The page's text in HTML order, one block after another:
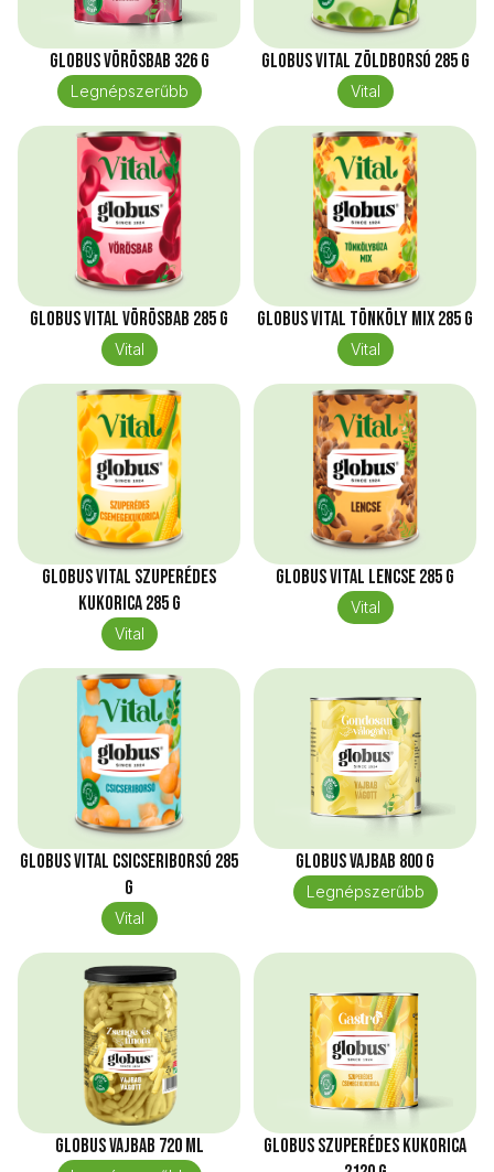
Globus Vörösbab 326 g
Legnépszerűbb
Globus Vital Zöldborsó 285 g
Vital
Globus Vital Vörösbab 285 g
Vital
Globus Vital Tönköly mix 285 g
Vital
Globus Vital Szuperédes
kukorica 285 g
Vital
Globus Vital Lencse 285 g
Vital
Globus Vital Csicseriborsó 285
g
Vital
Globus Vajbab 800 g
Legnépszerűbb
Globus Vajbab 720 ml
Globus Szuperédes kukorica